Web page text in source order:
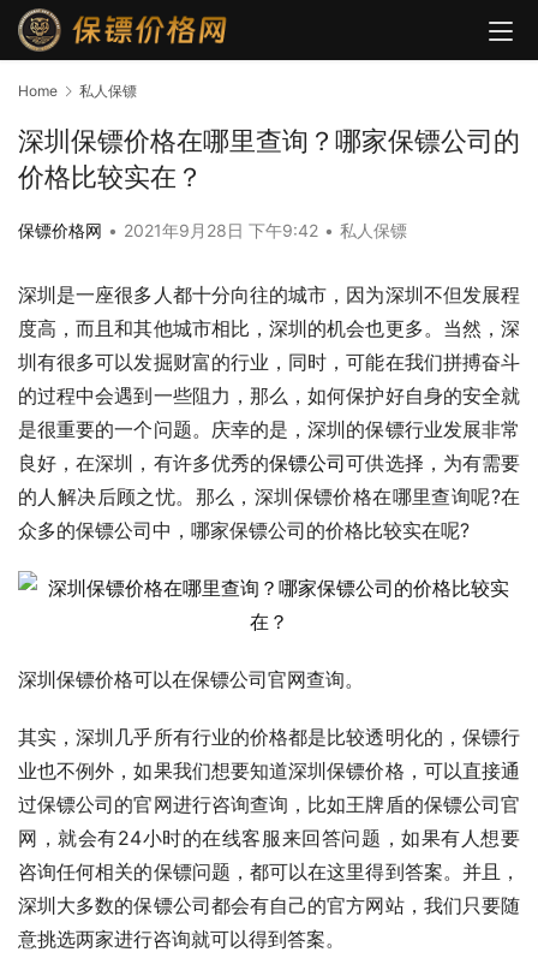
Home 私人保镖
深圳保镖价格在哪里查询？哪家保镖公司的
价格比较实在？
保镖价格网 • 2021年9月28日 下午9:42 • 私人保镖
深圳是一座很多人都十分向往的城市，因为深圳不但发展程
度高，而且和其他城市相比，深圳的机会也更多。当然，深
圳有很多可以发掘财富的行业，同时，可能在我们拼搏奋斗
的过程中会遇到一些阻力，那么，如何保护好自身的安全就
是很重要的一个问题。庆幸的是，深圳的保镖行业发展非常
良好，在深圳，有许多优秀的保镖公司可供选择，为有需要
的人解决后顾之忧。那么，深圳保镖价格在哪里查询呢?在
众多的保镖公司中，哪家保镖公司的价格比较实在呢?
深圳保镖价格可以在保镖公司官网查询。
其实，深圳几乎所有行业的价格都是比较透明化的，保镖行
业也不例外，如果我们想要知道深圳保镖价格，可以直接通
过保镖公司的官网进行咨询查询，比如王牌盾的保镖公司官
网，就会有24小时的在线客服来回答问题，如果有人想要
咨询任何相关的保镖问题，都可以在这里得到答案。并且，
深圳大多数的保镖公司都会有自己的官方网站，我们只要随
意挑选两家进行咨询就可以得到答案。